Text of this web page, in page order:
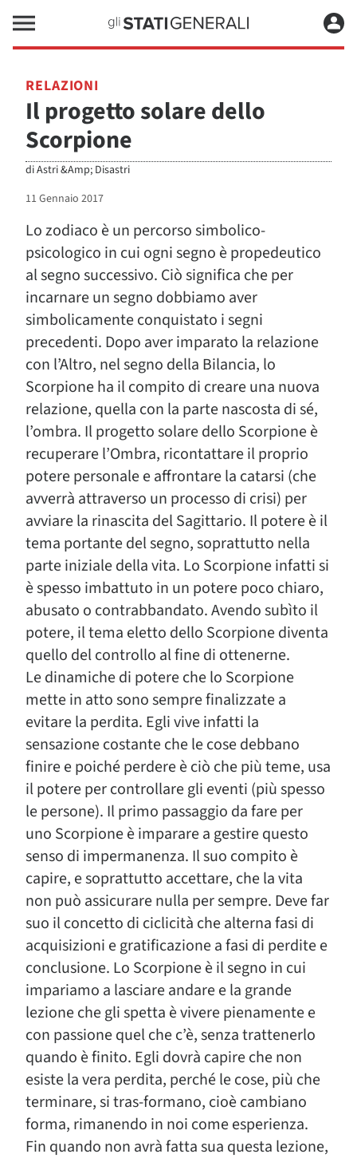
RELAZIONI
Il progetto solare dello
Scorpione
diAstri &Amp; Disastri
11 Gennaio 2017
Lo zodiaco è un percorso simbolico-
psicologico in cui ogni segno è propedeutico
al segno successivo. Ciò significa che per
incarnare un segno dobbiamo aver
simbolicamente conquistato i segni
precedenti. Dopo aver imparato la relazione
con l’Altro, nel segno della Bilancia, lo
Scorpione ha il compito di creare una nuova
relazione, quella con la parte nascosta di sé,
l’ombra. Il progetto solare dello Scorpione è
recuperare l’Ombra, ricontattare il proprio
potere personale e affrontare la catarsi (che
avverrà attraverso un processo di crisi) per
avviare la rinascita del Sagittario. Il potere è il
tema portante del segno, soprattutto nella
parte iniziale della vita. Lo Scorpione infatti si
è spesso imbattuto in un potere poco chiaro,
abusato o contrabbandato. Avendo subìto il
potere, il tema eletto dello Scorpione diventa
quello del controllo al fine di ottenerne.
Le dinamiche di potere che lo Scorpione
mette in atto sono sempre finalizzate a
evitare la perdita. Egli vive infatti la
sensazione costante che le cose debbano
finire e poiché perdere è ciò che più teme, usa
il potere per controllare gli eventi (più spesso
le persone). Il primo passaggio da fare per
uno Scorpione è imparare a gestire questo
senso di impermanenza. Il suo compito è
capire, e soprattutto accettare, che la vita
non può assicurare nulla per sempre. Deve far
suo il concetto di ciclicità che alterna fasi di
acquisizioni e gratificazione a fasi di perdite e
conclusione. Lo Scorpione è il segno in cui
impariamo a lasciare andare e la grande
lezione che gli spetta è vivere pienamente e
con passione quel che c’è, senza trattenerlo
quando è finito. Egli dovrà capire che non
esiste la vera perdita, perché le cose, più che
terminare, si tras-formano, cioè cambiano
forma, rimanendo in noi come esperienza.
Fin quando non avrà fatta sua questa lezione,